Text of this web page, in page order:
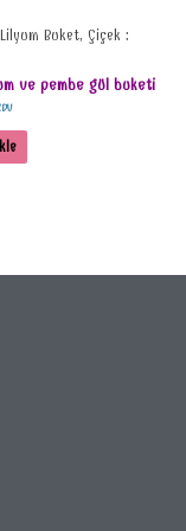
Buket, Çiçek :
ve pembe gül buketi